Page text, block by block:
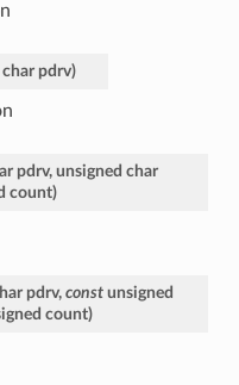
char pdrv)
pdrv, unsigned char
count)
pdrv, const unsigned
count)